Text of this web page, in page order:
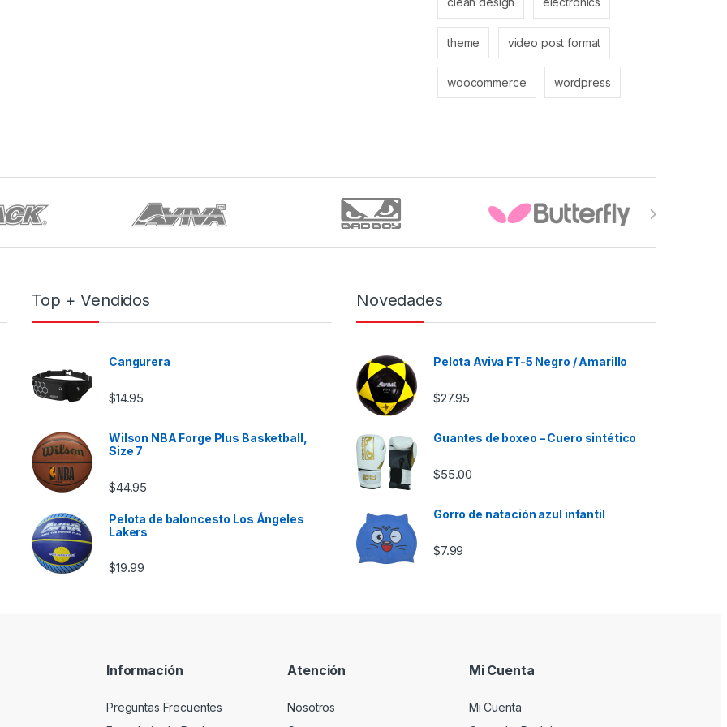
theme video post format
woocommerce wordpress
$46.00 hasta $85.00
Top + Vendidos
Cangurera
$14.95
Wilson NBA Forge Plus Basketball,
Size 7
$44.95
Pelota de baloncesto Los Ángeles
Lakers
$19.99
Novedades
Pelota Aviva FT-5 Negro / Amarillo
$27.95
Guantes de boxeo – Cuero sintético
$55.00
Gorro de natación azul infantil
$7.99
Información
Preguntas Frecuentes
Atención
Nosotros
Mi Cuenta
Mi Cuenta